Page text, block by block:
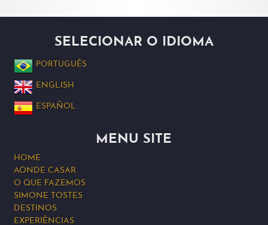
SELECIONAR O IDIOMA
PORTUGUÊS
ENGLISH
ESPAÑOL
MENU SITE
HOME
AONDE CASAR
O QUE FAZEMOS
SIMONE TOSTES
DESTINOS
EXPERIÊNCIAS